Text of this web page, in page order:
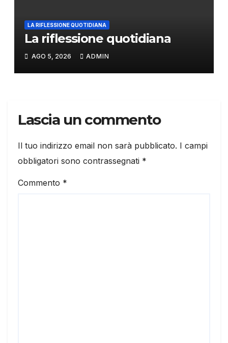
LA RIFLESSIONE QUOTIDIANA
La riflessione quotidiana
AGO 5, 2026 ADMIN
Lascia un commento
Il tuo indirizzo email non sarà pubblicato. I campi
obbligatori sono contrassegnati *
Commento *